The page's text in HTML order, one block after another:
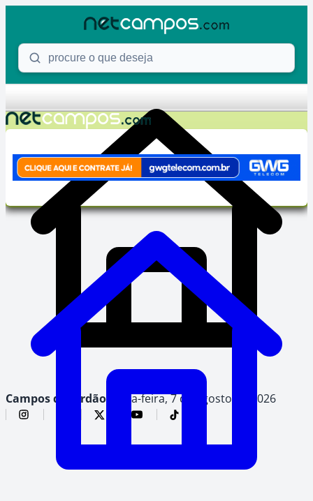
Procure o que deseja
Campos do Jordão, sexta-feira, 7 de agosto de 2026